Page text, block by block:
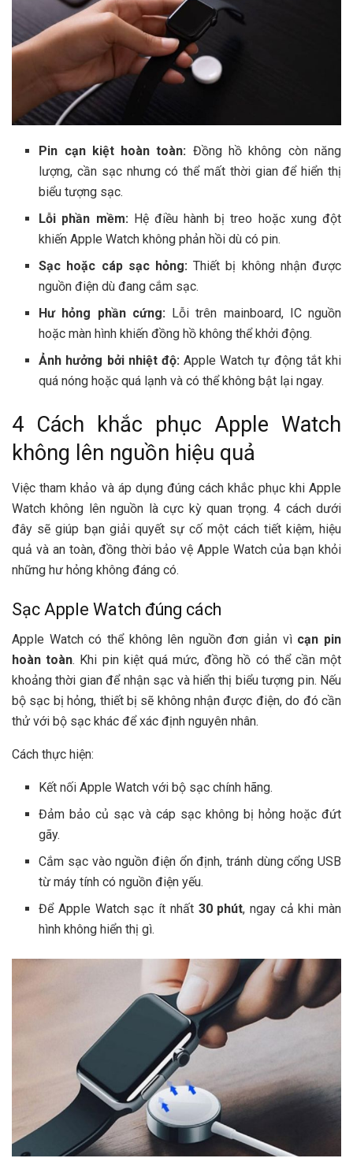
Pin cạn kiệt hoàn toàn: Đồng hồ không còn năng
lượng, cần sạc nhưng có thể mất thời gian để hiển thị
biểu tượng sạc.
Lỗi phần mềm: Hệ điều hành bị treo hoặc xung đột
khiến Apple Watch không phản hồi dù có pin.
Sạc hoặc cáp sạc hỏng: Thiết bị không nhận được
nguồn điện dù đang cắm sạc.
Hư hỏng phần cứng:Lỗi trên mainboard, IC nguồn
hoặc màn hình khiến đồng hồ không thể khởi động.
Ảnh hưởng bởi nhiệt độ:Apple Watch tự động tắt khi
quá nóng hoặc quá lạnh và có thể không bật lại ngay.
4 Cách khắc phục Apple Watch
không lên nguồn hiệu quả
Việc tham khảo và áp dụng đúng cách khắc phục khi Apple
Watch không lên nguồn là cực kỳ quan trọng. 4 cách dưới
đây sẽ giúp bạn giải quyết sự cố một cách tiết kiệm, hiệu
quả và an toàn, đồng thời bảo vệ Apple Watch của bạn khỏi
những hư hỏng không đáng có.
Sạc Apple Watch đúng cách
Apple Watch có thể không lên nguồn đơn giản vì cạn pin
hoàn toàn. Khi pin kiệt quá mức, đồng hồ có thể cần một
khoảng thời gian để nhận sạc và hiển thị biểu tượng pin. Nếu
bộ sạc bị hỏng, thiết bị sẽ không nhận được điện, do đó cần
thử với bộ sạc khác để xác định nguyên nhân.
Cách thực hiện:
Kết nối Apple Watch với bộ sạc chính hãng.
Đảm bảo củ sạc và cáp sạc không bị hỏng hoặc đứt
gãy.
Cắm sạc vào nguồn điện ổn định, tránh dùng cổng USB
từ máy tính có nguồn điện yếu.
Để Apple Watch sạc ít nhất 30 phút, ngay cả khi màn
hình không hiển thị gì.